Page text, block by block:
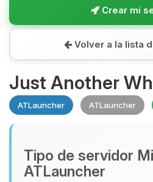
Crear mi
Volver a la lista
Just Another
ATLauncher ATLauncher
Tipo de servidor
ATLauncher